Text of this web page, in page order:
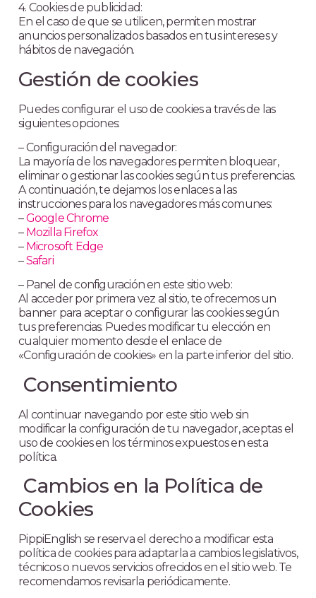
4. Cookies de publicidad:
En el caso de que se utilicen, permiten mostrar
anuncios personalizados basados en tus intereses y
hábitos de navegación.
Gestión de cookies
Puedes configurar el uso de cookies a través de las
siguientes opciones:
– Configuración del navegador:
La mayoría de los navegadores permiten bloquear,
eliminar o gestionar las cookies según tus preferencias.
A continuación, te dejamos los enlaces a las
instrucciones para los navegadores más comunes:
–Google Chrome
– Mozilla Firefox
– Microsoft Edge
–Safari
– Panel de configuración en este sitio web:
Al acceder por primera vez al sitio, te ofrecemos un
banner para aceptar o configurar las cookies según
tus preferencias. Puedes modificar tu elección en
cualquier momento desde el enlace de
«Configuración de cookies» en la parte inferior del sitio.
Consentimiento
Al continuar navegando por este sitio web sin
modificar la configuración de tu navegador, aceptas el
uso de cookies en los términos expuestos en esta
política.
Cambios en la Política de
Cookies
PippiEnglish se reserva el derecho a modificar esta
política de cookies para adaptarla a cambios legislativos,
técnicos o nuevos servicios ofrecidos en el sitio web. Te
recomendamos revisarla periódicamente.